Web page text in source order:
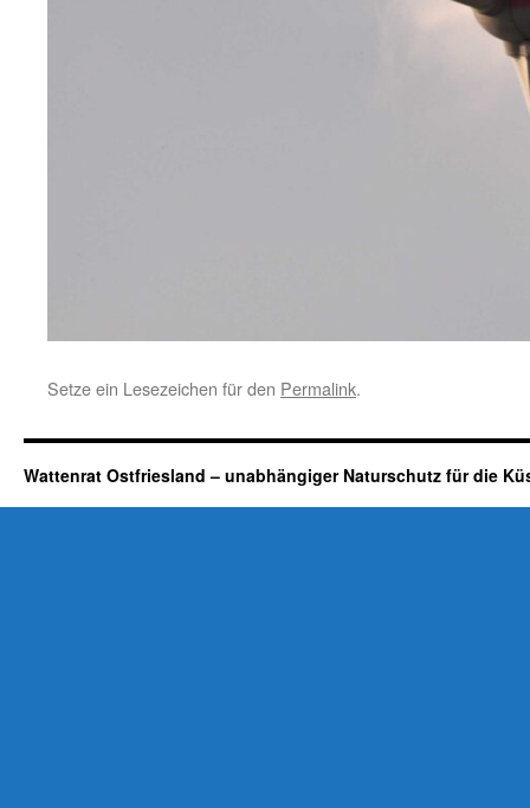
Setze ein Lesezeichen für den Permalink.
Wattenrat Ostfriesland – unabhängiger Naturschutz für die